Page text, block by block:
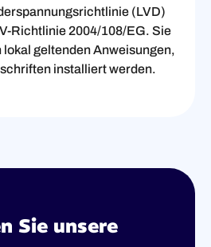
(LVD)
Richtlinie 2004/108/EG. Sie
lokal geltenden Anweisungen,
installiert werden.
Sie unsere